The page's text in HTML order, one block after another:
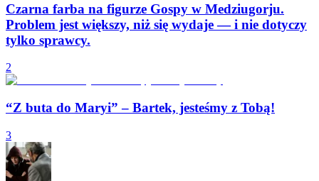
Czarna farba na figurze Gospy w Medziugorju.
Problem jest większy, niż się wydaje — i nie dotyczy
tylko sprawcy.
2
“Z buta do Maryi” – Bartek, jesteśmy z Tobą!
3